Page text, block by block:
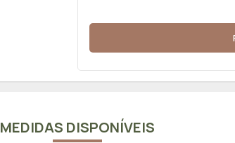
MEDIDAS DISPONÍVEIS